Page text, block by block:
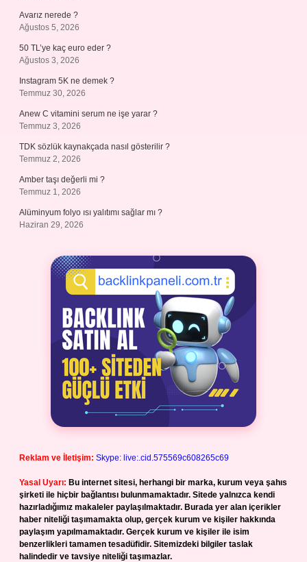
Avarız nerede ?
Ağustos 5, 2026
50 TL’ye kaç euro eder ?
Ağustos 3, 2026
Instagram 5K ne demek ?
Temmuz 30, 2026
Anew C vitamini serum ne işe yarar ?
Temmuz 3, 2026
TDK sözlük kaynakçada nasıl gösterilir ?
Temmuz 2, 2026
Amber taşı değerli mi ?
Temmuz 1, 2026
Alüminyum folyo ısı yalıtımı sağlar mı ?
Haziran 29, 2026
Reklam ve İletişim: Skype: live:.cid.575569c608265c69
Yasal Uyarı: Bu internet sitesi, herhangi bir marka, kurum veya şahıs
şirketi ile hiçbir bağlantısı bulunmamaktadır. Sitede yalnızca kendi
hazırladığımız makaleler paylaşılmaktadır. Burada yer alan içerikler
haber niteliği taşımamakta olup, gerçek kurum ve kişiler hakkında
paylaşım yapılmamaktadır. Gerçek kurum ve kişiler ile isim
benzerlikleri tamamen tesadüfidir. Sitemizdeki bilgiler taslak
halindedir ve tavsiye niteliği taşımazlar.